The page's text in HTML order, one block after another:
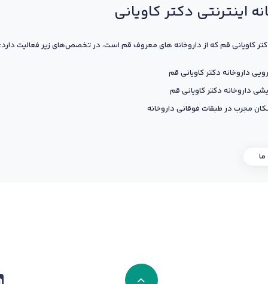
اینترنتی دکتر کاویانی
کاویانی قم که از داروخانه های معروف قم است، در تخصص‌های زیر فعالیت دارد:
داروخانه دکتر کاویانی قم
داروخانه دکتر کاویانی قم
مجرب در طبقات فوقانی داروخانه
ما